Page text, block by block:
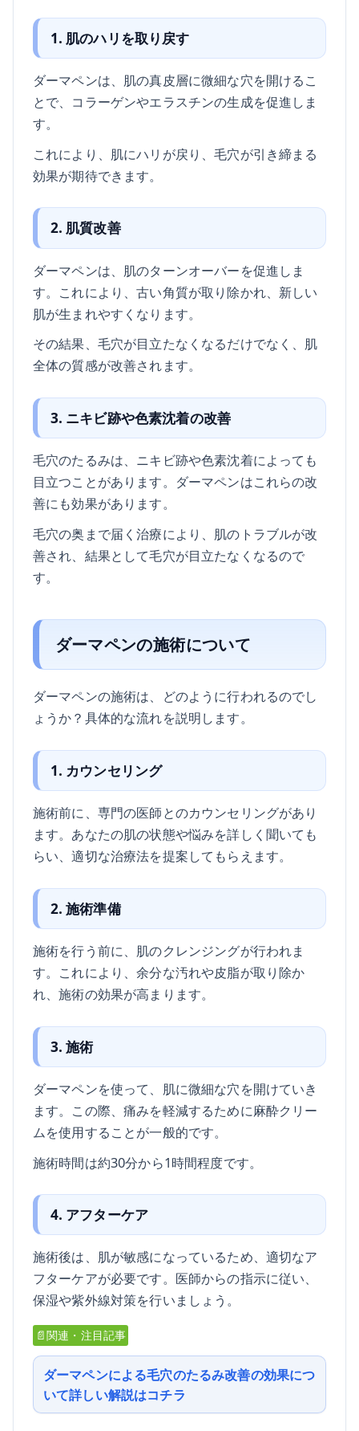
1. 肌のハリを取り戻す
ダーマペンは、肌の真皮層に微細な穴を開けるこ
とで、コラーゲンやエラスチンの生成を促進しま
す。
これにより、肌にハリが戻り、毛穴が引き締まる
効果が期待できます。
2. 肌質改善
ダーマペンは、肌のターンオーバーを促進しま
す。これにより、古い角質が取り除かれ、新しい
肌が生まれやすくなります。
その結果、毛穴が目立たなくなるだけでなく、肌
全体の質感が改善されます。
3. ニキビ跡や色素沈着の改善
毛穴のたるみは、ニキビ跡や色素沈着によっても
目立つことがあります。ダーマペンはこれらの改
善にも効果があります。
毛穴の奥まで届く治療により、肌のトラブルが改
善され、結果として毛穴が目立たなくなるので
す。
ダーマペンの施術について
ダーマペンの施術は、どのように行われるのでし
ょうか？具体的な流れを説明します。
1. カウンセリング
施術前に、専門の医師とのカウンセリングがあり
ます。あなたの肌の状態や悩みを詳しく聞いても
らい、適切な治療法を提案してもらえます。
2. 施術準備
施術を行う前に、肌のクレンジングが行われま
す。これにより、余分な汚れや皮脂が取り除か
れ、施術の効果が高まります。
3. 施術
ダーマペンを使って、肌に微細な穴を開けていき
ます。この際、痛みを軽減するために麻酔クリー
ムを使用することが一般的です。
施術時間は約30分から1時間程度です。
4. アフターケア
施術後は、肌が敏感になっているため、適切なア
フターケアが必要です。医師からの指示に従い、
保湿や紫外線対策を行いましょう。
📄関連・注目記事
ダーマペンによる毛穴のたるみ改善の効果につ
いて詳しい解説はコチラ